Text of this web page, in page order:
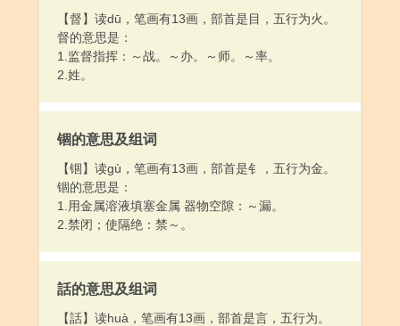
【督】读dū，笔画有13画，部首是目，五行为火。
督的意思是：
1.监督指挥：～战。～办。～师。～率。
2.姓。
锢的意思及组词
【锢】读gù，笔画有13画，部首是钅，五行为金。
锢的意思是：
1.用金属溶液填塞金属 器物空隙：～漏。
2.禁闭；使隔绝：禁～。
話的意思及组词
【話】读huà，笔画有13画，部首是言，五行为。